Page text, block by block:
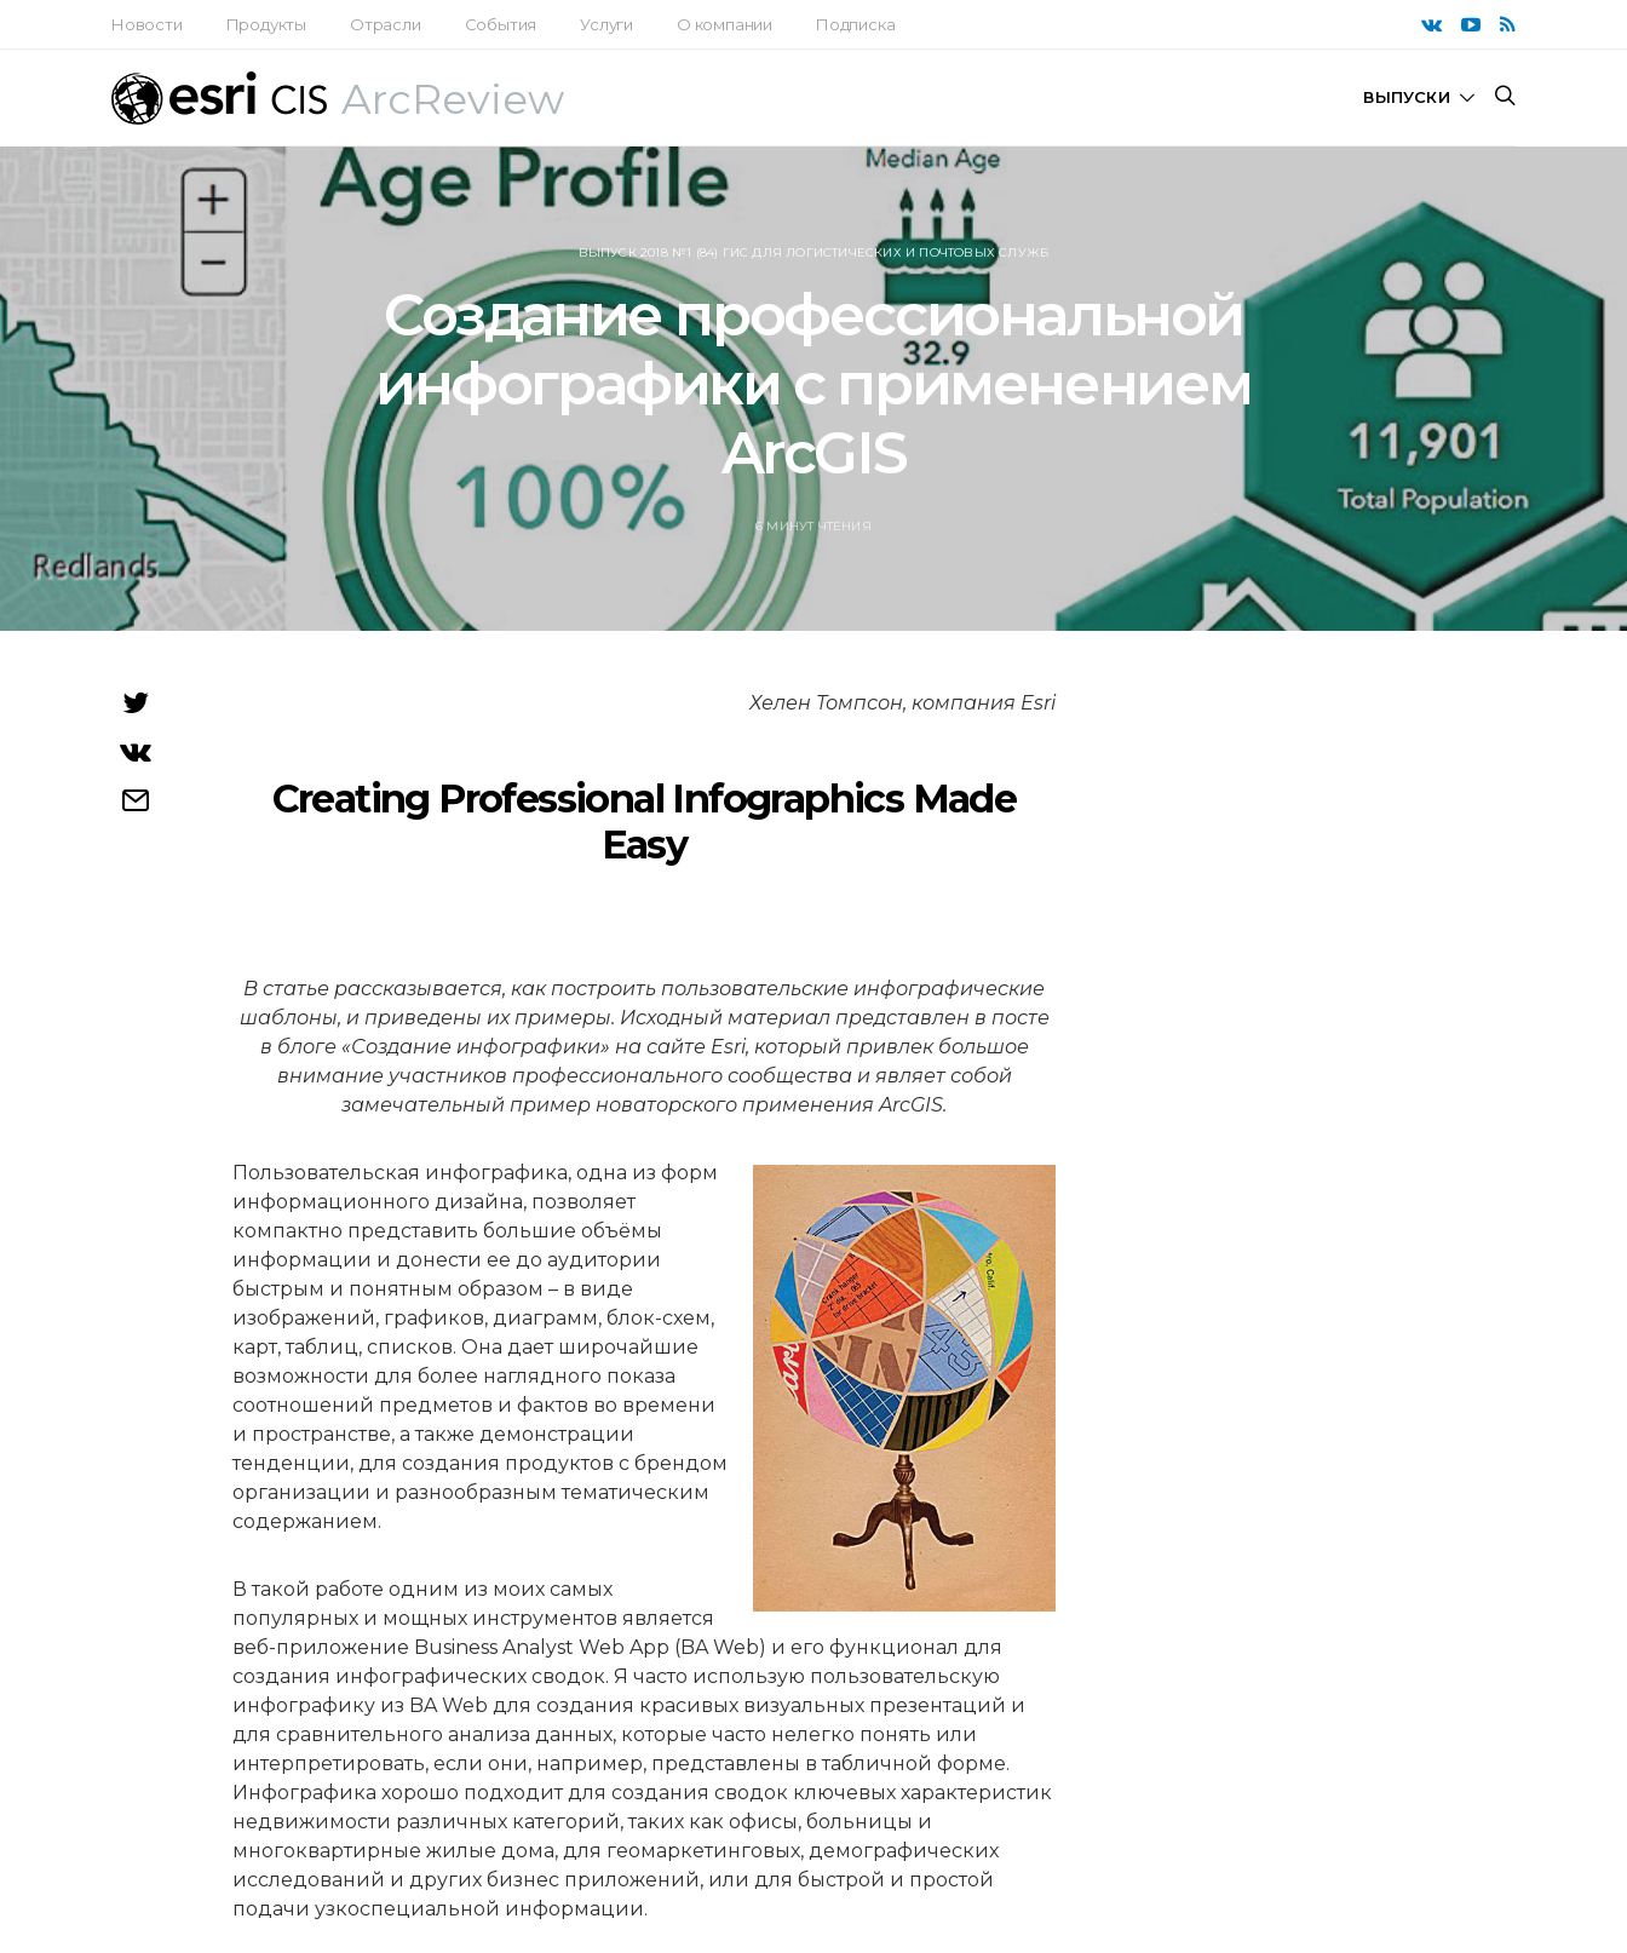
Новости Продукты Отрасли События Услуги О компании Подписка
ArcReview ВЫПУСКИ
ВЫПУСК 2018 №1 (84) ГИС ДЛЯ ЛОГИСТИЧЕСКИХ И ПОЧТОВЫХ СЛУЖБ
Создание профессиональной
инфографики с применением
ArcGIS
6 МИНУТ ЧТЕНИЯ
Хелен Томпсон, компания Esri
Creating Professional Infographics Made
Easy
В статье рассказывается, как построить пользовательские инфографические
шаблоны, и приведены их примеры. Исходный материал представлен в посте
в блоге «Создание инфографики» на сайте Esri, который привлек большое
внимание участников профессионального сообщества и являет собой
замечательный пример новаторского применения ArcGIS.
Пользовательская инфографика, одна из форм
информационного дизайна, позволяет
компактно представить большие объёмы
информации и донести ее до аудитории
быстрым и понятным образом – в виде
изображений, графиков, диаграмм, блок-схем,
карт, таблиц, списков. Она дает широчайшие
возможности для более наглядного показа
соотношений предметов и фактов во времени
и пространстве, а также демонстрации
тенденции, для создания продуктов с брендом
организации и разнообразным тематическим
содержанием.
В такой работе одним из моих самых
популярных и мощных инструментов является
веб-приложение Business Analyst Web App (BA Web) и его функционал для
создания инфографических сводок. Я часто использую пользовательскую
инфографику из BA Web для создания красивых визуальных презентаций и
для сравнительного анализа данных, которые часто нелегко понять или
интерпретировать, если они, например, представлены в табличной форме.
Инфографика хорошо подходит для создания сводок ключевых характеристик
недвижимости различных категорий, таких как офисы, больницы и
многоквартирные жилые дома, для геомаркетинговых, демографических
исследований и других бизнес приложений, или для быстрой и простой
подачи узкоспециальной информации.